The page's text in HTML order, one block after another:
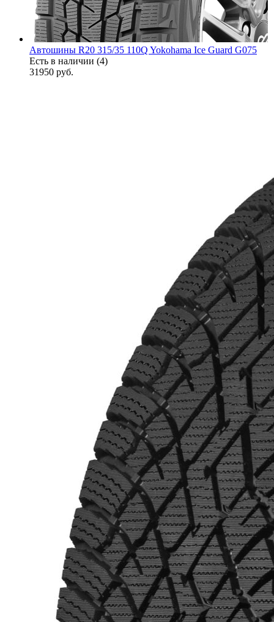
Автошины R20 315/35 110Q Yokohama Ice Guard G075
Есть в наличии (4)
31950 руб.